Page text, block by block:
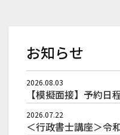
お知らせ
2026.08.03
2026.07.22